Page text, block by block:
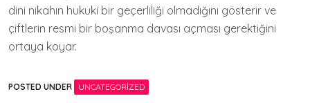
dini nikahın hukuki bir geçerliliği olmadığını gösterir ve
çiftlerin resmi bir boşanma davası açması gerektiğini
ortaya koyar.
POSTED UNDER UNCATEGORIZED